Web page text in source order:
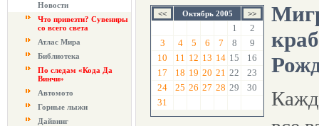
Новости
Что привезти? Сувениры
со всего света
Атлас Мира
Библиотека
По следам «Кода Да
Винчи»
Автомото
Горные лыжи
Дайвинг
Октябрь 2005
1
2
3
4 5 6 7 8
9
10
11 12 13 14 15
16
17
18 19 20 21 22
23
24
25 26 27 28 29
30
31